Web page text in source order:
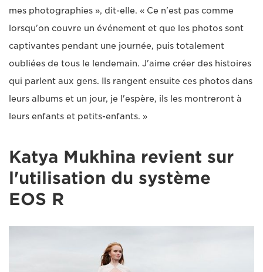
mes photographies », dit-elle. « Ce n'est pas comme
lorsqu'on couvre un événement et que les photos sont
captivantes pendant une journée, puis totalement
oubliées de tous le lendemain. J'aime créer des histoires
qui parlent aux gens. Ils rangent ensuite ces photos dans
leurs albums et un jour, je l'espère, ils les montreront à
leurs enfants et petits-enfants. »
Katya Mukhina revient sur
l'utilisation du système
EOS R